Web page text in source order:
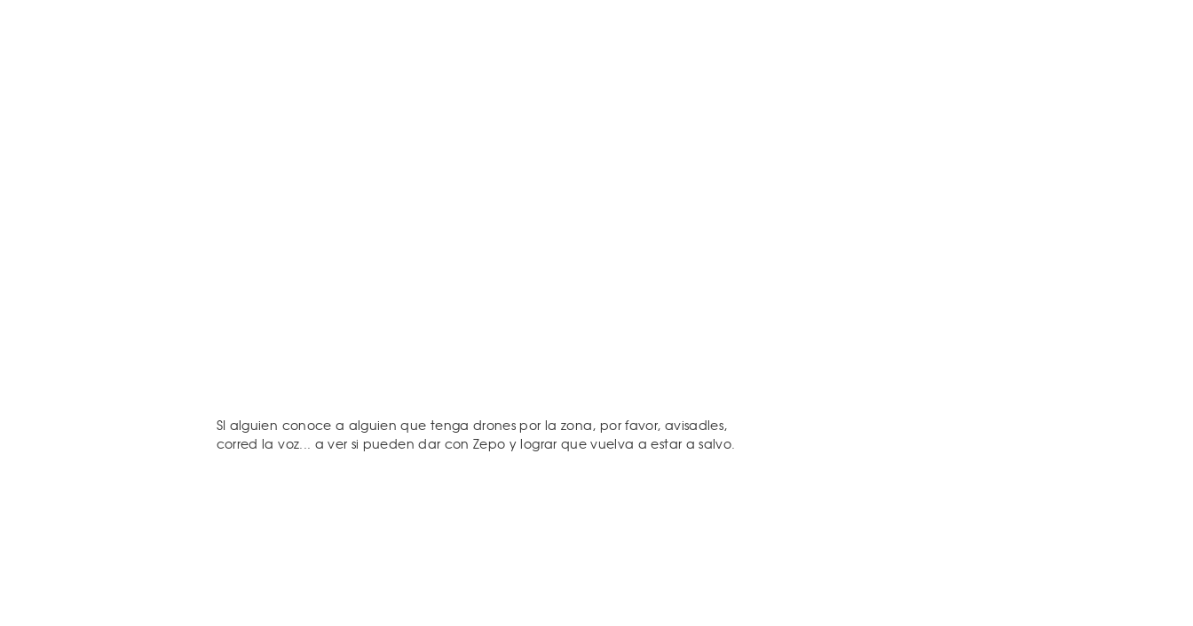
SI alguien conoce a alguien que tenga drones por la zona, por favor, avisadles,
corred la voz... a ver si pueden dar con Zepo y lograr que vuelva a estar a salvo.